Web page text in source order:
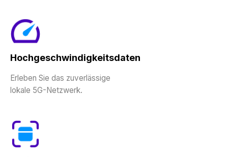
Hochgeschwindigkeitsdaten
Erleben Sie das zuverlässige
lokale 5G-Netzwerk.